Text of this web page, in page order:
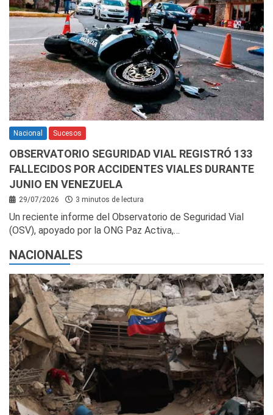
Nacional Sucesos
OBSERVATORIO SEGURIDAD VIAL REGISTRÓ 133
FALLECIDOS POR ACCIDENTES VIALES DURANTE
JUNIO EN VENEZUELA
29/07/2026 3 minutos de lectura
Un reciente informe del Observatorio de Seguridad Vial
(OSV), apoyado por la ONG Paz Activa,…
NACIONALES